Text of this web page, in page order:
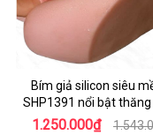
Bím giả silicon siêu
SHP1391 nổi bật
hoàn hảo
1.250.000₫